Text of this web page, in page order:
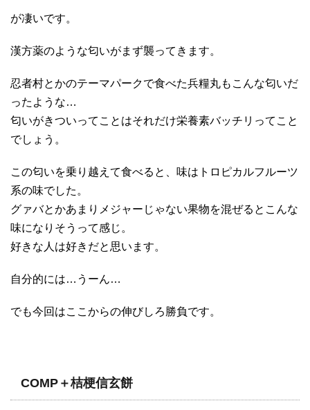
が凄いです。
漢方薬のような匂いがまず襲ってきます。
忍者村とかのテーマパークで食べた兵糧丸もこんな匂いだ
ったような…
匂いがきついってことはそれだけ栄養素バッチリってこと
でしょう。
この匂いを乗り越えて食べると、味はトロピカルフルーツ
系の味でした。
グァバとかあまりメジャーじゃない果物を混ぜるとこんな
味になりそうって感じ。
好きな人は好きだと思います。
自分的には…うーん…
でも今回はここからの伸びしろ勝負です。
COMP＋桔梗信玄餅